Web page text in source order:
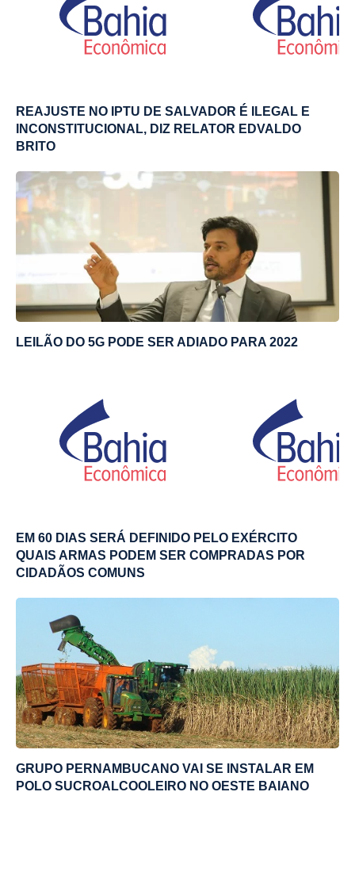
REAJUSTE NO IPTU DE SALVADOR É ILEGAL E
INCONSTITUCIONAL, DIZ RELATOR EDVALDO
BRITO
LEILÃO DO 5G PODE SER ADIADO PARA 2022
EM 60 DIAS SERÁ DEFINIDO PELO EXÉRCITO
QUAIS ARMAS PODEM SER COMPRADAS POR
CIDADÃOS COMUNS
GRUPO PERNAMBUCANO VAI SE INSTALAR EM
POLO SUCROALCOOLEIRO NO OESTE BAIANO